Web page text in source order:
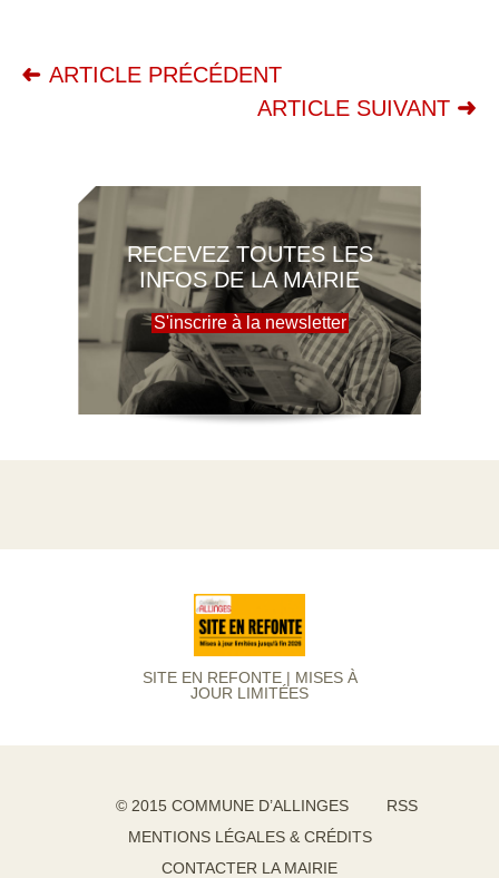
ARTICLE PRÉCÉDENT
ARTICLE SUIVANT
RECEVEZ TOUTES LES
INFOS DE LA MAIRIE
S'inscrire à la newsletter
SITE EN REFONTE | MISES À
JOUR LIMITÉES
© 2015 COMMUNE D’ALLINGES
RSS
MENTIONS LÉGALES & CRÉDITS
CONTACTER LA MAIRIE